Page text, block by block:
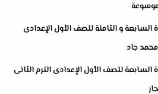
السابعة و الثامنة للصف الأول الإعدادى
السابعة للصف الأول الإعدادى الترم الثانى